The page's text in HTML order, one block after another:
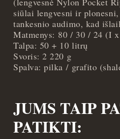
siūlai lengvesni ir
tankesnio audimo, kad
Matmenys: 80 / 30 / 24 (I
Talpa: 50 + 10 litrų
Svoris: 2 220 g
Spalva: pilka / grafito
JUMS TAIP
PATIKTI: